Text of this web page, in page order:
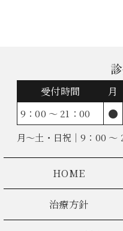
受付時間 月
9：00 ～ 21：00 ●
月～土・日祝｜9：00 ～
HOME
治療方針